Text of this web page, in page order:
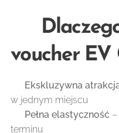
🎁
voucher EV
Ekskluzywna
w jednym miejscu
Pełna elastyczność
terminu